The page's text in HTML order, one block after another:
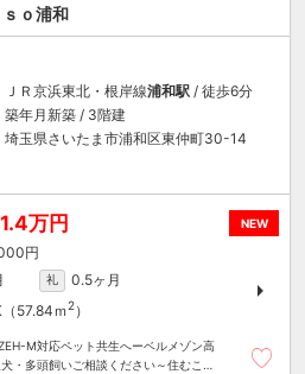
ｏ浦和
ＪＲ京浜東北・根岸線浦和駅 / 徒歩6分
築年月新築 / 3階建
埼玉県さいたま市浦和区東仲町30-14
NEW
万円
円
礼
0.5ヶ月
57.84ｍ 2）
M対応ペット共生へーベルメゾン高
・多頭飼いご相談ください～住むこと